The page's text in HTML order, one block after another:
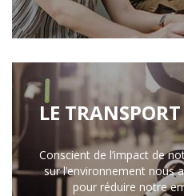
LE
Conscient de l’impact de
sur l’environnement nous
pour réduire notre